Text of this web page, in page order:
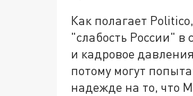
Как полагает
"слабость России" в
и кадровое
потому могут
надежде на то, что